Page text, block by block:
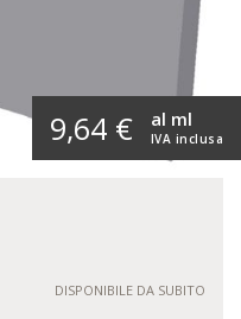
9,64 € IVA inclusa
al ml
DISPONIBILE DA SUBITO